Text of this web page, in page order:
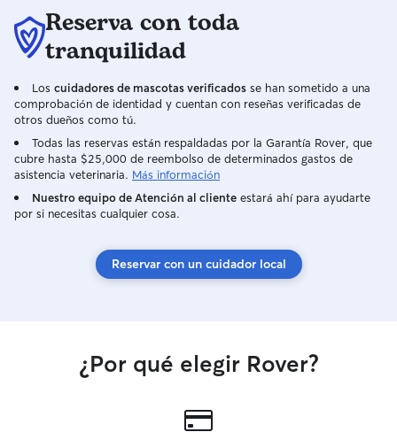
Reserva con toda
tranquilidad
Los cuidadores de mascotas verificados se han sometido a una
comprobación de identidad y cuentan con reseñas verificadas de
otros dueños como tú.
Todas las reservas están respaldadas por la Garantía Rover, que
cubre hasta $25,000 de reembolso de determinados gastos de
asistencia veterinaria. Más información
Nuestro equipo de Atención al cliente estará ahí para ayudarte
por si necesitas cualquier cosa.
Reservar con un cuidador local
¿Por qué elegir Rover?